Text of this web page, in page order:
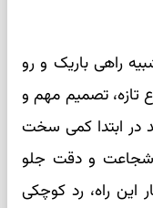
راهی باریک و رو
تازه، تصمیم مهم و
در ابتدا کمی سخت
شجاعت و دقت جلو
این راه، رد کوچکی